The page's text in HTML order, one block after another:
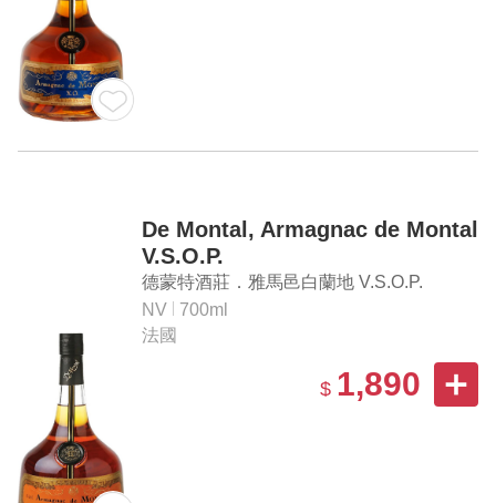
De Montal, Armagnac de Montal
V.S.O.P.
德蒙特酒莊．雅馬邑白蘭地 V.S.O.P.
NV
700ml
法國
$ 1,890